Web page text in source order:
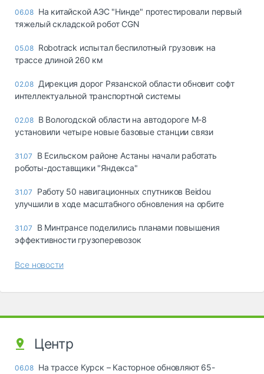
06.08 На китайской АЭС "Нинде" протестировали первый
тяжелый складской робот CGN
05.08 Robotrack испытал беспилотный грузовик на
трассе длиной 260 км
02.08 Дирекция дорог Рязанской области обновит софт
интеллектуальной транспортной системы
02.08 В Вологодской области на автодороге М-8
установили четыре новые базовые станции связи
31.07
В Есильском районе Астаны начали работать
роботы-доставщики "Яндекса"
31.07
Работу 50 навигационных спутников Beidou
улучшили в ходе масштабного обновления на орбите
31.07
В Минтрансе поделились планами повышения
эффективности грузоперевозок
Все новости
Центр
06.08 На трассе Курск – Касторное обновляют 65-